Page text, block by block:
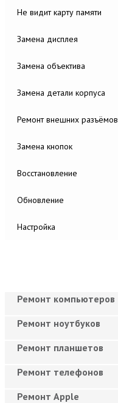
Не видит карту памяти
Замена дисплея
Замена объектива
Замена детали корпуса
Ремонт внешних разъёмов
Замена кнопок
Восстановление
Обновление
Настройка
Ремонт компьютеров
Ремонт ноутбуков
Ремонт планшетов
Ремонт телефонов
Ремонт Apple